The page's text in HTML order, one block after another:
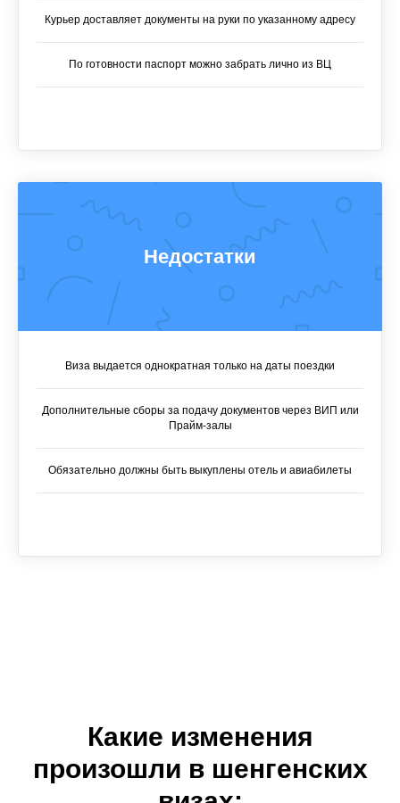
Курьер доставляет документы на руки по указанному адресу
По готовности паспорт можно забрать лично из ВЦ
Недостатки
Виза выдается однократная только на даты поездки
Дополнительные сборы за подачу документов через ВИП или
Прайм-залы
Обязательно должны быть выкуплены отель и авиабилеты
Какие изменения
произошли в шенгенских